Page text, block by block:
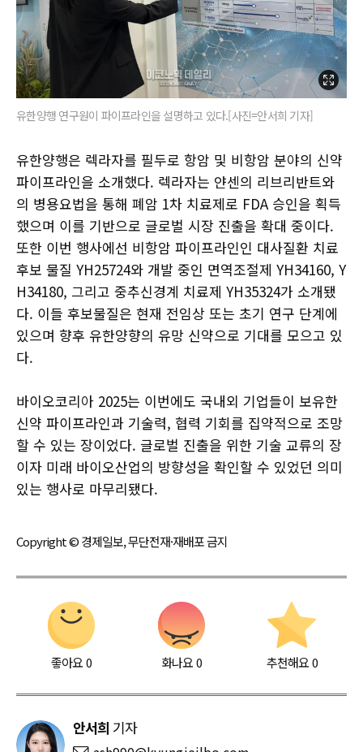
유한양행 연구원이 파이프라인을 설명하고 있다.[사진=안서희 기자]
유한양행은 렉라자를 필두로 항암 및 비항암 분야의 신약
파이프라인을 소개했다. 렉라자는 얀센의 리브리반트와
의 병용요법을 통해 폐암 1차 치료제로 FDA 승인을 획득
했으며 이를 기반으로 글로벌 시장 진출을 확대 중이다.
또한 이번 행사에선 비항암 파이프라인인 대사질환 치료
후보 물질 YH25724와 개발 중인 면역조절제 YH34160, Y
H34180, 그리고 중추신경계 치료제 YH35324가 소개됐
다. 이들 후보물질은 현재 전임상 또는 초기 연구 단계에
있으며 향후 유한양향의 유망 신약으로 기대를 모으고 있
다.
바이오코리아 2025는 이번에도 국내외 기업들이 보유한
신약 파이프라인과 기술력, 협력 기회를 집약적으로 조망
할 수 있는 장이었다. 글로벌 진출을 위한 기술 교류의 장
이자 미래 바이오산업의 방향성을 확인할 수 있었던 의미
있는 행사로 마무리됐다.
Copyright © 경제일보, 무단전재·재배포 금지
좋아요0 화나요0 추천해요 0
안서희 기자